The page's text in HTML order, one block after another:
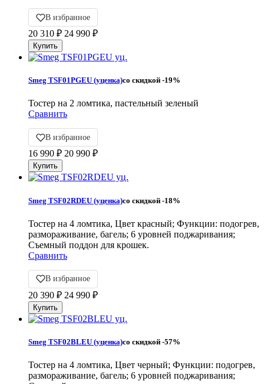
В избранное
20 310 ₽ 24 990 ₽
Smeg TSF01PGEU (уценка)со скидкой -19%
Тостер на 2 ломтика, пастельный зеленый
Сравнить
В избранное
16 990 ₽ 20 990 ₽
Smeg TSF02RDEU (уценка)со скидкой -18%
Тостер на 4 ломтика, Цвет красный; Функции: подогрев,
размораживание, багель; 6 уровней поджаривания;
Съемный поддон для крошек.
Сравнить
В избранное
20 390 ₽ 24 990 ₽
Smeg TSF02BLEU (уценка)со скидкой -57%
Тостер на 4 ломтика, Цвет черный; Функции: подогрев,
размораживание, багель; 6 уровней поджаривания;